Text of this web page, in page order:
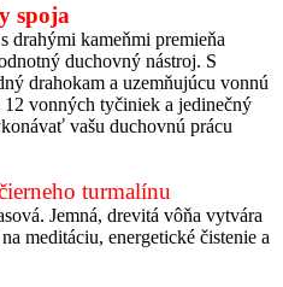
spoja
drahými kameňmi premieňa
duchovný nástroj. S
drahokam a uzemňujúcu vonnú
vonných tyčiniek a jedinečný
vašu duchovnú prácu
turmalínu
Jemná, drevitá vôňa vytvára
meditáciu, energetické čistenie a